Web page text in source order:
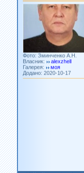
Фото: Зминченко А.Н.
Власник:
alexzhell
Галерея:
моя
Додано: 2020-10-17